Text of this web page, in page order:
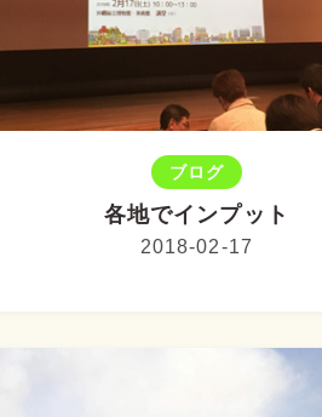
ブログ
各地でインプット
2018-02-17